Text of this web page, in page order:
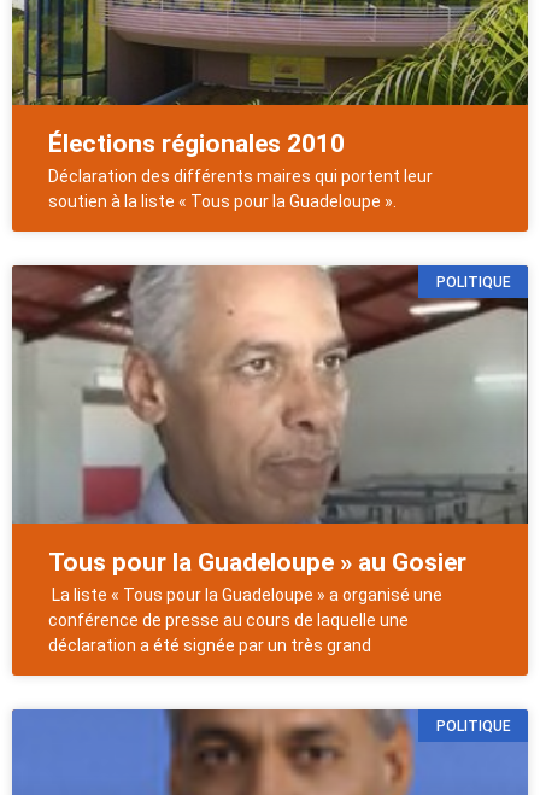
Élections régionales 2010
Déclaration des différents maires qui portent leur
soutien à la liste « Tous pour la Guadeloupe ».
POLITIQUE
Tous pour la Guadeloupe » au Gosier
La liste « Tous pour la Guadeloupe » a organisé une
conférence de presse au cours de laquelle une
déclaration a été signée par un très grand
POLITIQUE